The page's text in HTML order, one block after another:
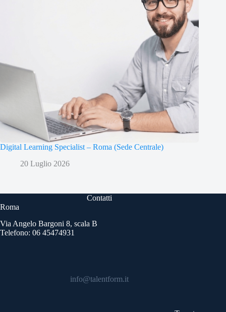
Digital Learning Specialist – Roma (Sede Centrale)
20 Luglio 2026
Contatti
Roma
Via Angelo Bargoni 8, scala B
Telefono: 06 45474931
info@talentform.it